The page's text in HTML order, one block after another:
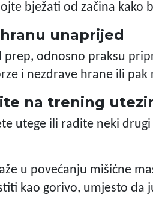
bježati od začina kako
unaprijed
prep, odnosno praksu
i nezdrave hrane ili pak
na trening
utege ili radite neki
u povećanju mišićne
kao gorivo, umjesto da